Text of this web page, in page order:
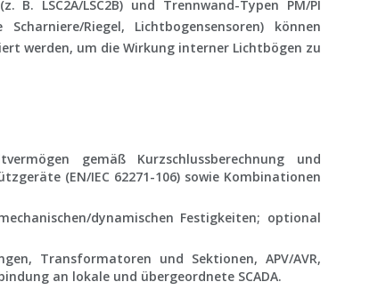
(z. B. LSC2A/LSC2B) und Trennwand-Typen PM/PI
Riegel, Lichtbogensensoren) können
werden, um die Wirkung interner Lichtbögen zu
gemäß Kurzschlussberechnung und
(EN/IEC 62271-106) sowie Kombinationen
dynamischen Festigkeiten; optional
Transformatoren und Sektionen, APV/AVR,
an lokale und übergeordnete SCADA.